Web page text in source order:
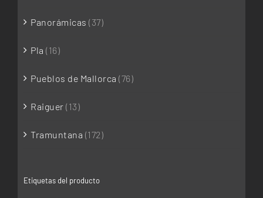
Panorámicas (37)
Pla (16)
Pueblos de Mallorca (76)
Raiguer (13)
Tramuntana (172)
Etiquetas del producto